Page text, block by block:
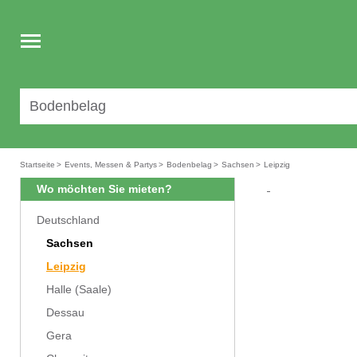
Toggle
navigation
Startseite > Events, Messen & Partys> Bodenbelag > Sachsen > Leipzig
Wo möchten Sie mieten?
Deutschland
Sachsen
Leipzig
Halle (Saale)
Dessau
Gera